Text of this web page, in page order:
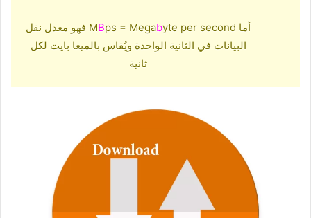
أما M Bps = Megab
yte per second فهو معدل نقل
البيانات في الثانية الواحدة ويُقاس بالميغا بايت لكل
ثانية